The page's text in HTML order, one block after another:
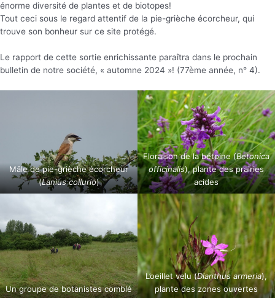
énorme diversité de plantes et de biotopes!
Tout ceci sous le regard attentif de la pie-grièche écorcheur, qui
trouve son bonheur sur ce site protégé.
Le rapport de cette sortie enrichissante paraîtra dans le prochain
bulletin de notre société, « automne 2024 »! (77ème année, n° 4).
Mâle de pie-grièche écorcheur
(Lanius collurio)
Floraison de la bétoine (Betonica
officinalis), plante des prairies
acides
Un groupe de botanistes comblé
L’oeillet velu (Dianthus armeria),
plante des zones ouvertes